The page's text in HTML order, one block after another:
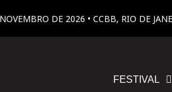
DE 2026 • CCBB, RIO DE
FESTIVAL